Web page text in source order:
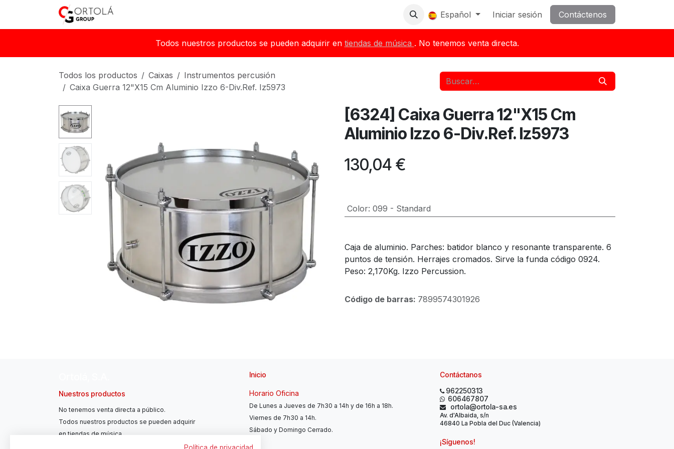
Español Iniciar sesión Contáctenos
Todos nuestros productos se pueden adquirir en tiendas de música . No tenemos venta directa.
Todos los productos Caixas
Instrumentos percusión
Caixa Guerra 12"X15 Cm Aluminio Izzo 6-Div.Ref. Iz5973
[6324] Caixa Guerra 12"X15 Cm
Aluminio Izzo 6-Div.Ref. Iz5973
130,04 €
Color: 099 - Standard
Caja de aluminio. Parches: batidor blanco y resonante transparente. 6
puntos de tensión. Herrajes cromados. Sirve la funda código 0924.
Peso: 2,170Kg. Izzo Percussion.
Código de barras: 7899574301926
Nuestros productos
No tenemos venta directa a público.
Todos nuestros productos se pueden adquirir
en tiendas de música.
Inicio
Horario Oficina
De Lunes a Jueves de 7h30 a 14h y de 16h a 18h.
Viernes de 7h30 a 14h.
Sábado y Domingo Cerrado.
Contáctanos
962250313
606467807
ortola@ortola-sa.es
Av. d'Albaida, s/n
46840 La Pobla del Duc (Valencia)
¡Síguenos!